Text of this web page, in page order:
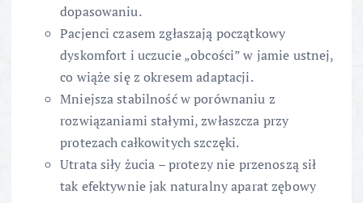
dopasowaniu.
Pacjenci czasem zgłaszają początkowy
dyskomfort i uczucie „obcości” w jamie ustnej,
co wiąże się z okresem adaptacji.
Mniejsza stabilność w porównaniu z
rozwiązaniami stałymi, zwłaszcza przy
protezach całkowitych szczęki.
Utrata siły żucia – protezy nie przenoszą sił
tak efektywnie jak naturalny aparat zębowy